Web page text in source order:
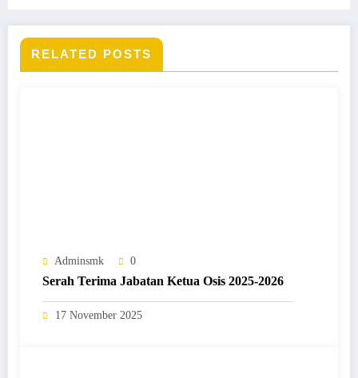
RELATED POSTS
Adminsmk 0
Serah Terima Jabatan Ketua Osis 2025-2026
17 November 2025